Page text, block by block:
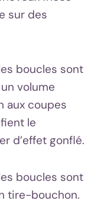
sur des
boucles sont
volume
aux coupes
le
d’effet gonflé.
boucles sont
tire-bouchon.